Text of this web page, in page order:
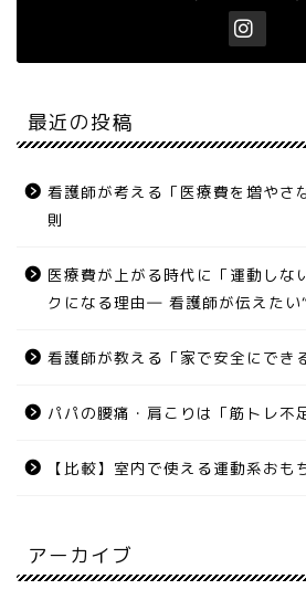
最近の投稿
看護師が考える「医療費を増やさ
則
医療費が上がる時代に「運動しな
クになる理由― 看護師が伝えた
看護師が教える「家で安全にでき
パパの腰痛・肩こりは「筋トレ不
【比較】室内で使える運動系おも
アーカイブ